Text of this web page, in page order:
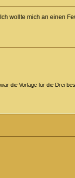
wollte mich an einen
die Vorlage für die Drei